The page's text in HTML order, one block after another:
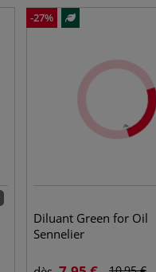
-27%
Diluant Green for Oil
Sennelier